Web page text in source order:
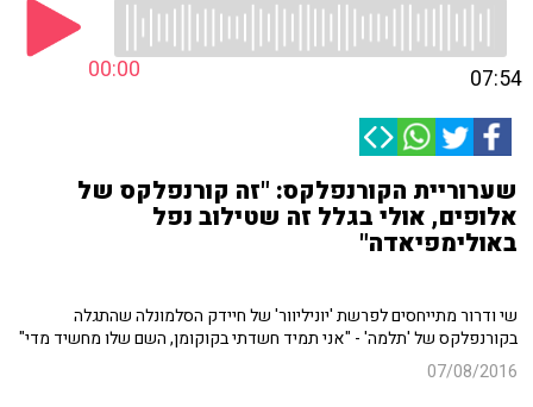
00:00 07:54
שערוריית הקורנפלקס: "זה קורנפלקס של
אלופים, אולי בגלל זה שטילוב נפל
באולימפיאדה"
שי ודרור מתייחסים לפרשת 'יוניליוור' של חיידק הסלמונלה שהתגלה
בקורנפלקס של 'תלמה' - "אני תמיד חשדתי בקוקומן, השם שלו מחשיד מדי"
07/08/2016